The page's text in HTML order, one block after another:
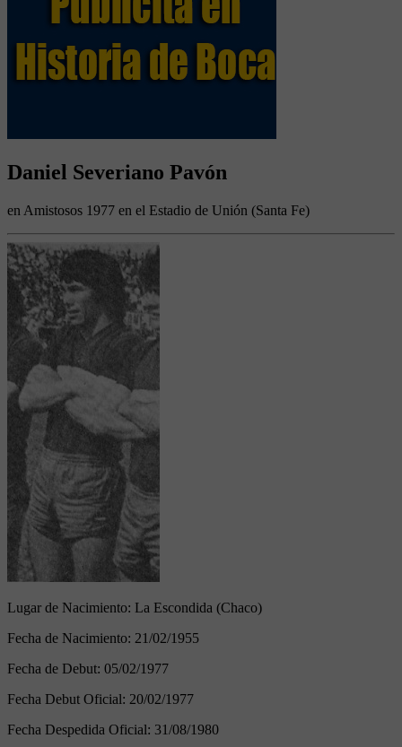
Daniel Severiano Pavón
en Amistosos 1977 en el Estadio de Unión (Santa Fe)
Lugar de Nacimiento: La Escondida (Chaco)
Fecha de Nacimiento: 21/02/1955
Fecha de Debut: 05/02/1977
Fecha Debut Oficial: 20/02/1977
Fecha Despedida Oficial: 31/08/1980